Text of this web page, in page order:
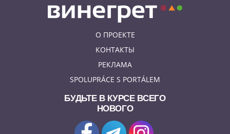
О ПРОЕКТЕ
КОНТАКТЫ
РЕКЛАМА
SPOLUPRÁCE S PORTÁLEM
БУДЬТЕ В КУРСЕ ВСЕГО
НОВОГО